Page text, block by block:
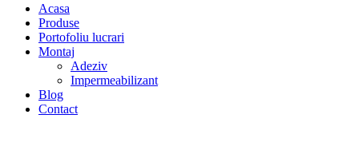
Acasa
Produse
Portofoliu lucrari
Montaj
Adeziv
Impermeabilizant
Blog
Contact